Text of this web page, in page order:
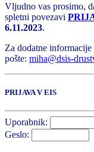
Vljudno vas prosimo,
spletni povezavi
6.11.2023.
Za dodatne
pošte: miha@dsis-
PRIJAVA V EIS
Uporabnik:
Geslo: